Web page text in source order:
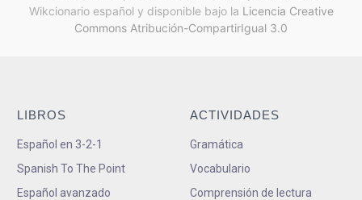
Wikcionario español y disponible bajo la Licencia Creative
Commons Atribución-CompartirIgual 3.0
LIBROS
Español en 3-2-1
Spanish To The Point
Español avanzado
ACTIVIDADES
Gramática
Vocabulario
Comprensión de lectura